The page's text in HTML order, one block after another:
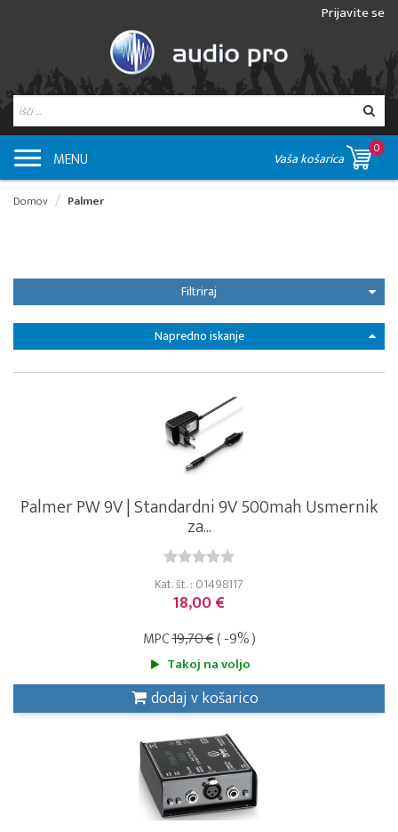
Prijavite se
MENU Vaša košarica
0
Domov Palmer
Filtriraj
Napredno iskanje
Palmer PW 9V | Standardni 9V 500mah Usmernik
za...
Kat. št. : 01498117
18,00 €
MPC19,70 €( -9% )
Takoj na voljo
dodaj v košarico